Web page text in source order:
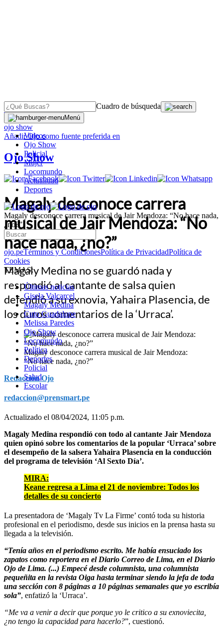
Cuadro de búsqueda
Menú
Videos
Ojo Show
Policial
Mujer
Locomundo
Actualidad
Deportes
Magaly desconoce carrera musical de Jair Mendoza: “No hace nada,
¿no?”
ojo.peTérminos y CondicionesPolítica de PrivacidadPolítica de
Cookies
TEMAS:
Últimas noticias
Gisela Valcarcel
Magaly Medina
Cuto Guadalupe
Melissa Paredes
Ojo Show
Locomundo
Política
Deportes
Policial
Salud
Escolar
OJO
ojo show
AñadirOjocomo fuente preferida en
Ojo Show
Magaly desconoce carrera
musical de Jair Mendoza: “No
hace nada, ¿no?”
Magaly Medina no se guardó nada y
respondió al cantante de salsa quien
defendió a su exnovia, Yahaira Plasencia, de
los duros comentarios de la ‘Urraca’.
Magaly desconoce carrera musical de Jair Mendoza:
“No hace nada, ¿no?”
Redacción Ojo
redaccion@prensmart.pe
Actualizado el 08/04/2024, 11:05 p.m.
Magaly Medina respondió con todo al cantante Jair Mendoza
quien opinó sobre los comentarios de la popular ‘Urraca’ sobre
el desempeño de la salsera Yahaira Plasencia en la conducción
del programa de televisión ‘Al Sexto Día’.
MIRA:
Keane regresa a Lima el 21 de noviembre: Todos los
detalles de su concierto
La presentadora de ‘Magaly Tv La Firme’ contó toda su historia
profesional en el periodismo, desde sus inicios en la prensa hasta su
llegada a la televisión.
“Tenía años en el periodismo escrito. Me había ensuciado los
zapatos como reportera en el Diario Correo de Lima, en el Diario
Ojo de Lima. (...) Empecé desde columnista, una columnista
pequeñita en la revista Oiga hasta terminar siendo la jefa de toda
una sección con 8 páginas a 10 páginas semanales que yo escribía
sola”, enfatizó la ‘Urraca’.
“Me va a venir a decir que porque yo le critico a su exnoviecita,
¿no tengo la capacidad para hacerlo?”, cuestionó.